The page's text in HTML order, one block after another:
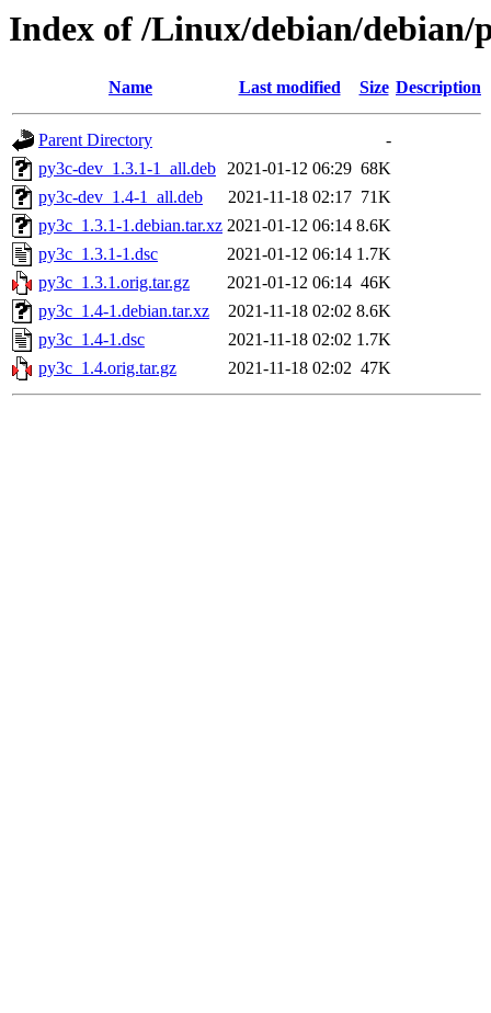
Index of /Linux/debian/debian/
Name Last modified Size Description
Parent Directory
-
py3c-dev_1.3.1-1_all.deb 2021-01-12 06:29 68K
py3c-dev_1.4-1_all.deb
2021-11-18 02:17 71K
py3c_1.3.1-1.debian.tar.xz 2021-01-12 06:14 8.6K
py3c_1.3.1-1.dsc
2021-01-12 06:14 1.7K
py3c_1.3.1.orig.tar.gz
2021-01-12 06:14 46K
py3c_1.4-1.debian.tar.xz
2021-11-18 02:02 8.6K
py3c_1.4-1.dsc
2021-11-18 02:02 1.7K
py3c_1.4.orig.tar.gz
2021-11-18 02:02 47K